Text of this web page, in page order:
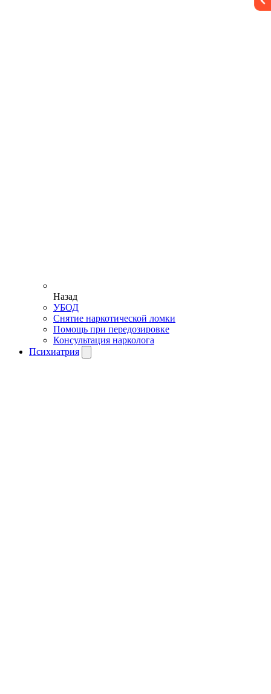
Назад
УБОД
Снятие наркотической ломки
Помощь при передозировке
Консультация нарколога
Психиатрия